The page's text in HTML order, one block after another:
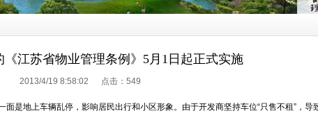
《江苏省物业管理条例》5月1日起正式实施
2013/4/19 8:58:02 点击： 549
是地上车辆乱停，影响居民出行和小区形象。由于开发商坚持车位“只售不租”，导